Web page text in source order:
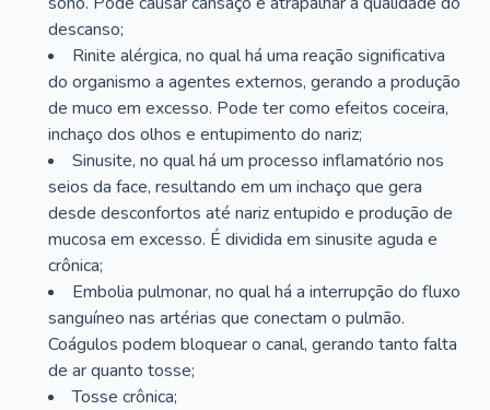
descanso;
Rinite alérgica, no qual há uma reação significativa
do organismo a agentes externos, gerando a produção
de muco em excesso. Pode ter como efeitos coceira,
inchaço dos olhos e entupimento do nariz;
Sinusite, no qual há um processo inflamatório nos
seios da face, resultando em um inchaço que gera
desde desconfortos até nariz entupido e produção de
mucosa em excesso. É dividida em sinusite aguda e
crônica;
Embolia pulmonar, no qual há a interrupção do fluxo
sanguíneo nas artérias que conectam o pulmão.
Coágulos podem bloquear o canal, gerando tanto falta
de ar quanto tosse;
Tosse crônica;